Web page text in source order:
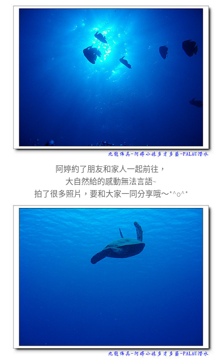
阿婷約了朋友和家人一起前往，
大自然給的感動無法言語~
拍了很多照片，要和大家一同分享哦～*^ο^*